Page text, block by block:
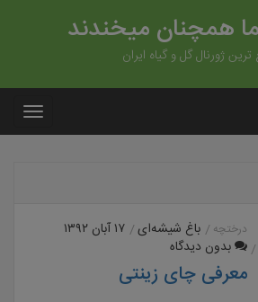
همچنان میخندند
ژورنال گل و گیاه ایران
درختچه باغ شیشه‌ای ۱۷ آبان ۱۳۹۲
بدون دیدگاه
معرفی چای زینتی